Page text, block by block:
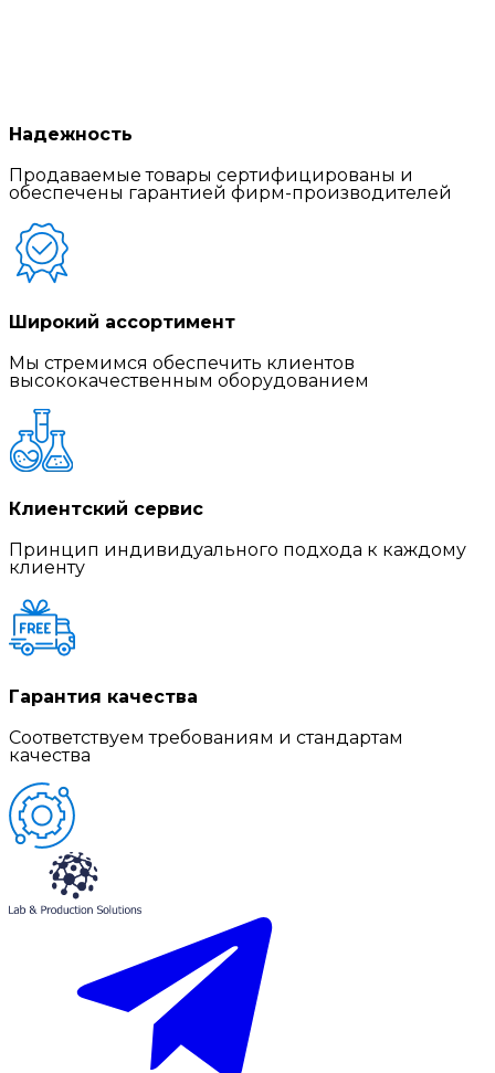
Надежность
Продаваемые товары сертифицированы и
обеспечены гарантией фирм-производителей
Широкий ассортимент
Мы стремимся обеспечить клиентов
высококачественным оборудованием
Клиентский сервис
Принцип индивидуального подхода к каждому
клиенту
Гарантия качества
Соответствуем требованиям и стандартам
качества